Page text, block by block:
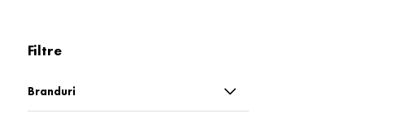
Filtre
Branduri